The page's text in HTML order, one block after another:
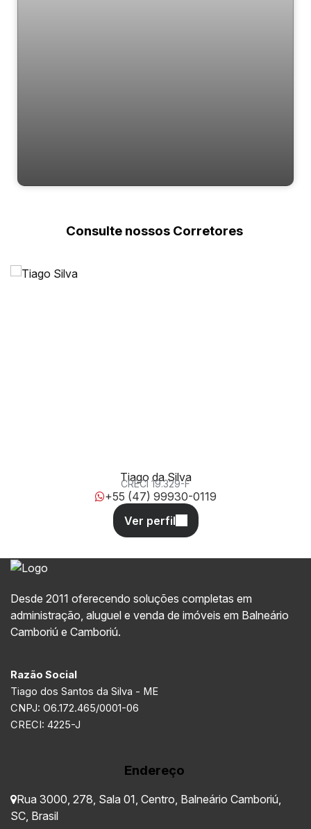
Consulte nossos Corretores
Tiago da Silva
CRECI 19.329-F
+55 (47) 99930-0119
Desde 2011 oferecendo soluções completas em
administração, aluguel e venda de imóveis em Balneário
Camboriú e Camboriú.
Razão Social
Tiago dos Santos da Silva - ME
CNPJ: O6.172.465/0001-06
CRECI: 4225-J
Endereço
Rua 3000 278 Sala 01 Centro Balneário Camboriú
SC Brasil